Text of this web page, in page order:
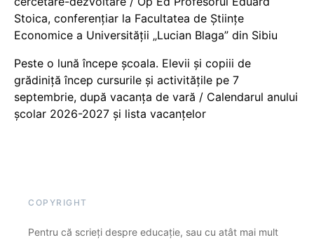
Stoica, conferențiar la Facultatea de Științe
Economice a Universității „Lucian Blaga” din Sibiu
Peste o lună începe școala. Elevii și copiii de
grădiniță încep cursurile și activitățile pe 7
septembrie, după vacanța de vară / Calendarul anului
școlar 2026-2027 și lista vacanțelor
COPYRIGHT
Pentru că scrieți despre educație, sau cu atât mai mult